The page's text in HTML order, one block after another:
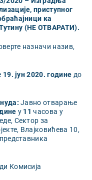
приступног
ка
(НЕ ОТВАРАТИ).
назначи назив,
19. јун2020. године до
Јавно отварање
у 11 часова у
Сектор за
Влајковићева 10,
Комисија